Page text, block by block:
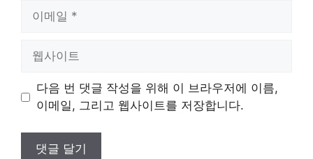
트
다음 번 댓글 작성을 위해 이 브라우저에 이름,
이메일, 그리고 웹사이트를 저장합니다.